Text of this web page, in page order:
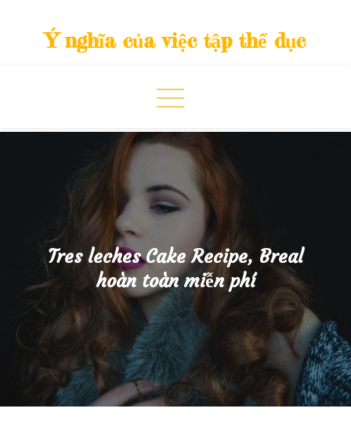
Ý nghĩa của việc tập thể dục
Tres leches Cake Recipe, Breal
hoàn toàn miễn phí